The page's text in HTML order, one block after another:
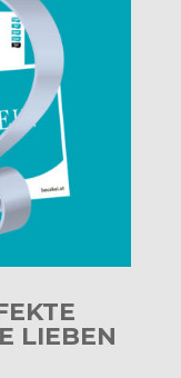
LIEBEN